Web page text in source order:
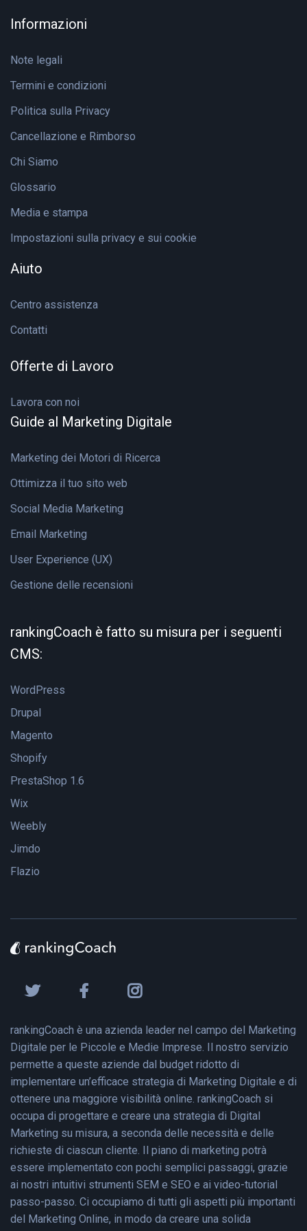
Informazioni
Note legali
Termini e condizioni
Politica sulla Privacy
Cancellazione e Rimborso
Chi Siamo
Glossario
Media e stampa
Impostazioni sulla privacy e sui cookie
Aiuto
Centro assistenza
Contatti
Offerte di Lavoro
Lavora con noi
Guide al Marketing Digitale
Marketing dei Motori di Ricerca
Ottimizza il tuo sito web
Social Media Marketing
Email Marketing
User Experience (UX)
Gestione delle recensioni
rankingCoach è fatto su misura per i seguenti
CMS:
WordPress
Drupal
Magento
Shopify
PrestaShop 1.6
Wix
Weebly
Jimdo
Flazio
rankingCoach è una azienda leader nel campo del Marketing
Digitale per le Piccole e Medie Imprese. Il nostro servizio
permette a queste aziende dal budget ridotto di
implementare un’efficace strategia di Marketing Digitale e di
ottenere una maggiore visibilità online. rankingCoach si
occupa di progettare e creare una strategia di Digital
Marketing su misura, a seconda delle necessità e delle
richieste di ciascun cliente. Il piano di marketing potrà
essere implementato con pochi semplici passaggi, grazie
ai nostri intuitivi strumenti SEM e SEO e ai video-tutorial
passo-passo. Ci occupiamo di tutti gli aspetti più importanti
del Marketing Online, in modo da creare una solida